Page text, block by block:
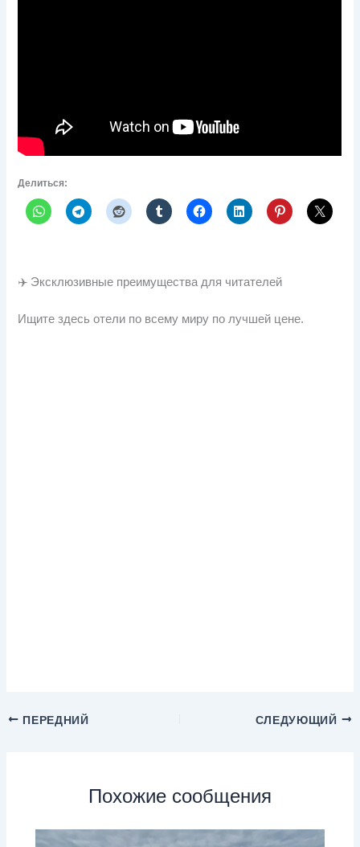
Делиться:
✈️ Эксклюзивные преимущества для читателей
Ищите здесь отели по всему миру по лучшей цене.
ПЕРЕДНИЙ СЛЕДУЮЩИЙ
Похожие сообщения